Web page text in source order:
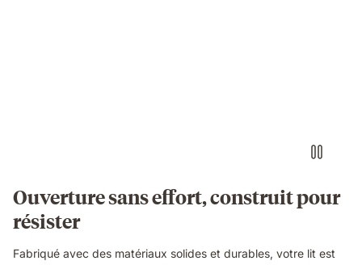
Ouverture sans effort, construit pour
résister
Fabriqué avec des matériaux solides et durables, votre lit est